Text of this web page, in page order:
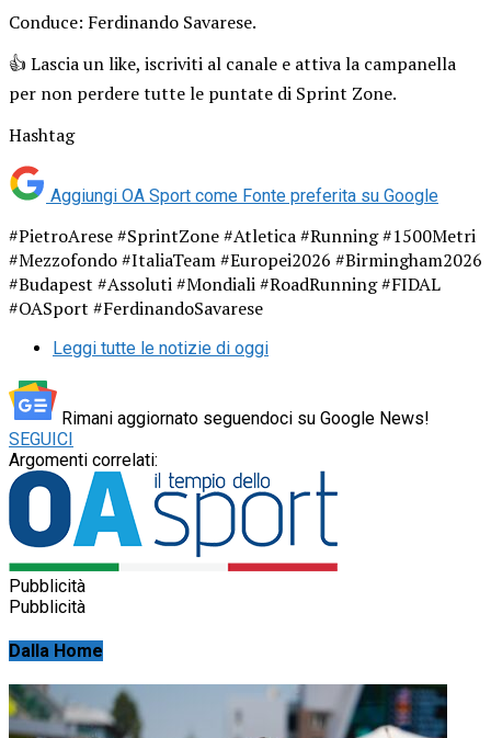
Conduce: Ferdinando Savarese.
👍 Lascia un like, iscriviti al canale e attiva la campanella
per non perdere tutte le puntate di Sprint Zone.
Hashtag
Aggiungi OA Sport come Fonte preferita su Google
#PietroArese #SprintZone #Atletica #Running #1500Metri
#Mezzofondo #ItaliaTeam #Europei2026 #Birmingham2026
#Budapest #Assoluti #Mondiali #RoadRunning #FIDAL
#OASport #FerdinandoSavarese
Leggi tutte le notizie di oggi
Rimani aggiornato seguendoci su Google News!
SEGUICI
Argomenti correlati:
Pubblicità
Pubblicità
Dalla Home